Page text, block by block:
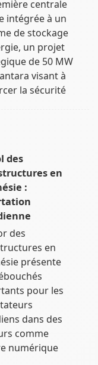
centrale
intégrée à un
de stockage
un projet
de 50 MW
visant à
la sécurité
des
en
:
des
en
présente
pour les
dans des
comme
numérique